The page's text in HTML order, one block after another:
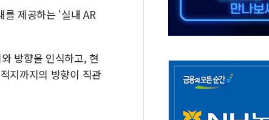
를 제공하는 '실내 AR
방향을 인식하고, 현
지까지의 방향이 직관